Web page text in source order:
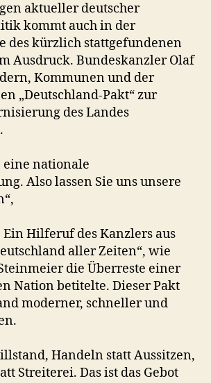
aktueller deutscher
kommt auch in der
des kürzlich stattgefundenen
Ausdruck. Bundeskanzler Olaf
Kommunen und der
„Deutschland-Pakt“ zur
des Landes
eine nationale
Also lassen Sie uns unsere
Ein Hilferuf des Kanzlers aus
aller Zeiten“, wie
die Überreste einer
Nation betitelte. Dieser Pakt
moderner, schneller und
Handeln statt Aussitzen,
Streiterei. Das ist das Gebot